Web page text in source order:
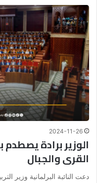
2024-11-26
الوزير برادة
القرى والجبال
دعت النائبة البرلمانية وزير